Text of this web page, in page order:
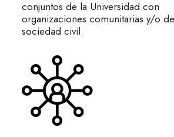
conjuntos de la Universidad con
organizaciones comunitarias y/o
sociedad civil.